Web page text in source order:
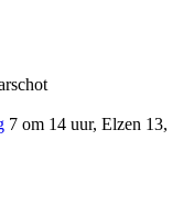
7 om 14 uur, Elzen 13,